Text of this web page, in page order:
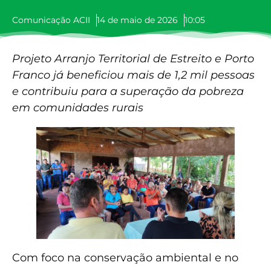
Comunicação ACII 14 de maio de 2026 10:05
Projeto Arranjo Territorial de Estreito e Porto
Franco já beneficiou mais de 1,2 mil pessoas
e contribuiu para a superação da pobreza
em comunidades rurais
Com foco na conservação ambiental e no